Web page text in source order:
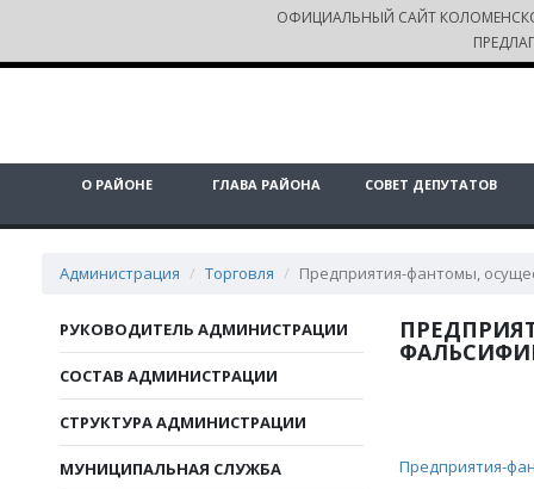
ОФИЦИАЛЬНЫЙ САЙТ
О РАЙОНЕ ГЛАВА РАЙОНА СОВЕТ ДЕПУТАТОВ
Администрация Торговля Предприятия-фантомы,
РУКОВОДИТЕЛЬ АДМИНИСТРАЦИИ
СОСТАВ АДМИНИСТРАЦИИ
СТРУКТУРА АДМИНИСТРАЦИИ
МУНИЦИПАЛЬНАЯ СЛУЖБА
Предприятия-